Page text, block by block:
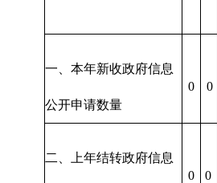
一、本年新收政府信息
公开申请数量
0 0
二、上年结转政府信息
0 0